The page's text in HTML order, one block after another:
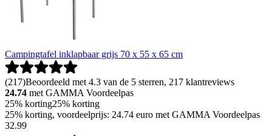
Campingtafel inklapbaar grijs 70 x 55 x 65 cm
(217)Beoordeeld met 4.3 van de 5 sterren, 217 klantreviews
24.74 met GAMMA Voordeelpas
25% korting25% korting
25% korting, voordeelprijs: 24.74 euro met GAMMA Voordeelpas
32.99